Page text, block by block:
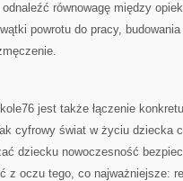
równowagę między
powrotu do pracy,
jest także łączenie
cyfrowy świat w życiu dziecka
dziecku nowoczesność
z oczu tego, co najważniejsze: